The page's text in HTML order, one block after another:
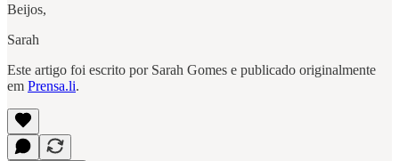
Beijos,
Sarah
Este artigo foi escrito por Sarah Gomes e publicado originalmente
em Prensa.li.